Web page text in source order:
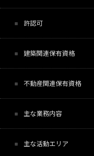
許認可
建築関連保有資格
不動産関連保有資格
主な業務内容
主な活動エリア